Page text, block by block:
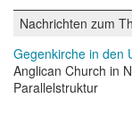
Nachrichten zum
Gegenkirche in den
Anglican Church in
Parallelstruktur